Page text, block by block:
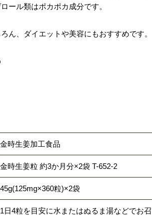
ール類はポカポカ成分です。
ん、ダイエットや美容にもおすすめです。
金時生姜加工食品
金時生姜粒 約3か月分×2袋 T-652-2
45g(125mg×360粒)×2袋
1日4粒を目安に水またはぬるま湯などでお